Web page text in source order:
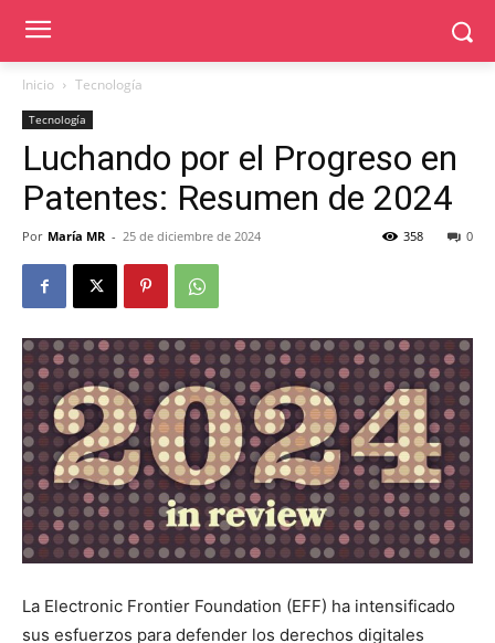
Inicio Tecnología
Tecnología
Luchando por el Progreso en
Patentes: Resumen de 2024
Por María MR - 25 de diciembre de 2024 0
358
La Electronic Frontier Foundation (EFF) ha intensificado
sus esfuerzos para defender los derechos digitales